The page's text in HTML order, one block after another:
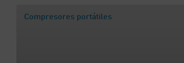
Compresores portátiles